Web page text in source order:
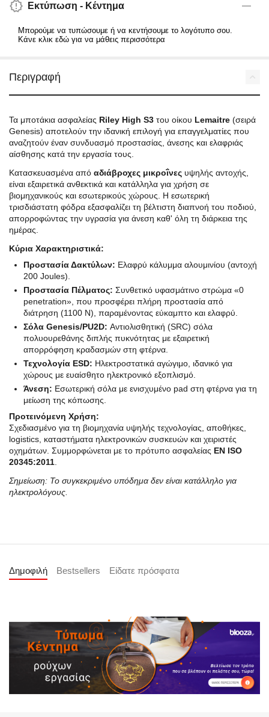
Εκτύπωση - Κέντημα
Μπορούμε να τυπώσουμε ή να κεντήσουμε το λογότυπο σου.
Κάνε κλικ εδώ για να μάθεις περισσότερα
Περιγραφή
Τα μποτάκια ασφαλείας Riley High S3 του οίκου Lemaitre (σειρά
Genesis) αποτελούν την ιδανική επιλογή για επαγγελματίες που
αναζητούν έναν συνδυασμό προστασίας, άνεσης και ελαφριάς
αίσθησης κατά την εργασία τους.
Κατασκευασμένα από αδιάβροχες μικροΐνες υψηλής αντοχής,
είναι εξαιρετικά ανθεκτικά και κατάλληλα για χρήση σε
βιομηχανικούς και εσωτερικούς χώρους. Η εσωτερική
τρισδιάστατη φόδρα εξασφαλίζει τη βέλτιστη διαπνοή του ποδιού,
απορροφώντας την υγρασία για άνεση καθ' όλη τη διάρκεια της
ημέρας.
Κύρια Χαρακτηριστικά:
Προστασία Δακτύλων: Ελαφρύ κάλυμμα αλουμινίου (αντοχή
200 Joules).
Προστασία Πέλματος: Συνθετικό υφασμάτινο στρώμα «0
penetration», που προσφέρει πλήρη προστασία από
διάτρηση (1100 N), παραμένοντας εύκαμπτο και ελαφρύ.
Σόλα Genesis/PU2D: Αντιολισθητική (SRC) σόλα
πολυουρεθάνης διπλής πυκνότητας με εξαιρετική
απορρόφηση κραδασμών στη φτέρνα.
Τεχνολογία ESD: Ηλεκτροστατικά αγώγιμο, ιδανικό για
χώρους με ευαίσθητο ηλεκτρονικό εξοπλισμό.
Άνεση: Εσωτερική σόλα με ενισχυμένο pad στη φτέρνα για τη
μείωση της κόπωσης.
Προτεινόμενη Χρήση:
Σχεδιασμένο για τη βιομηχανία υψηλής τεχνολογίας, αποθήκες,
logistics, καταστήματα ηλεκτρονικών συσκευών και χειριστές
οχημάτων. Συμμορφώνεται με το πρότυπο ασφαλείας EN ISO
20345:2011
Σημείωση: Το συγκεκριμένο υπόδημα δεν είναι κατάλληλο για
ηλεκτρολόγους.
Δημοφιλή Bestsellers Είδατε πρόσφατα